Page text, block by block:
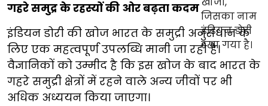
गहरे समुद्र के रहस्यों की ओर बढ़ता कदम
इंडियन डोरी की खोज भारत के समुद्री अनुसंधान के
लिए एक महत्वपूर्ण उपलब्धि मानी जा रही है।
वैज्ञानिकों को उम्मीद है कि इस खोज के बाद भारत के
गहरे समुद्री क्षेत्रों में रहने वाले अन्य जीवों पर भी
अधिक अध्ययन किया जाएगा।